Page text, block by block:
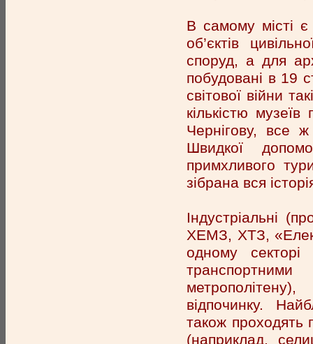
В самому місті є
об’єктів
споруд, а для
побудовані в 19
світової війни
кількістю
Чернігову, все ж
Швидкої
примхливого
зібрана вся
Індустріальні
ХЕМЗ, ХТЗ,
одному
відпочинку.
також проходять
(наприклад,